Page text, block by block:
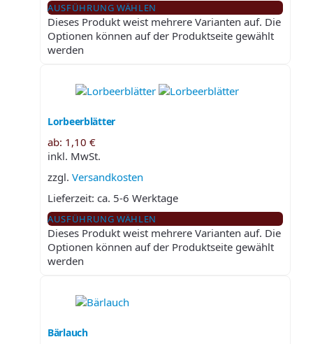
AUSFÜHRUNG WÄHLEN
Dieses Produkt weist mehrere Varianten auf. Die
Optionen können auf der Produktseite gewählt
werden
Lorbeerblätter
ab: 1,10 €
inkl. MwSt.
zzgl. Versandkosten
Lieferzeit: ca. 5-6 Werktage
AUSFÜHRUNG WÄHLEN
Dieses Produkt weist mehrere Varianten auf. Die
Optionen können auf der Produktseite gewählt
werden
Bärlauch